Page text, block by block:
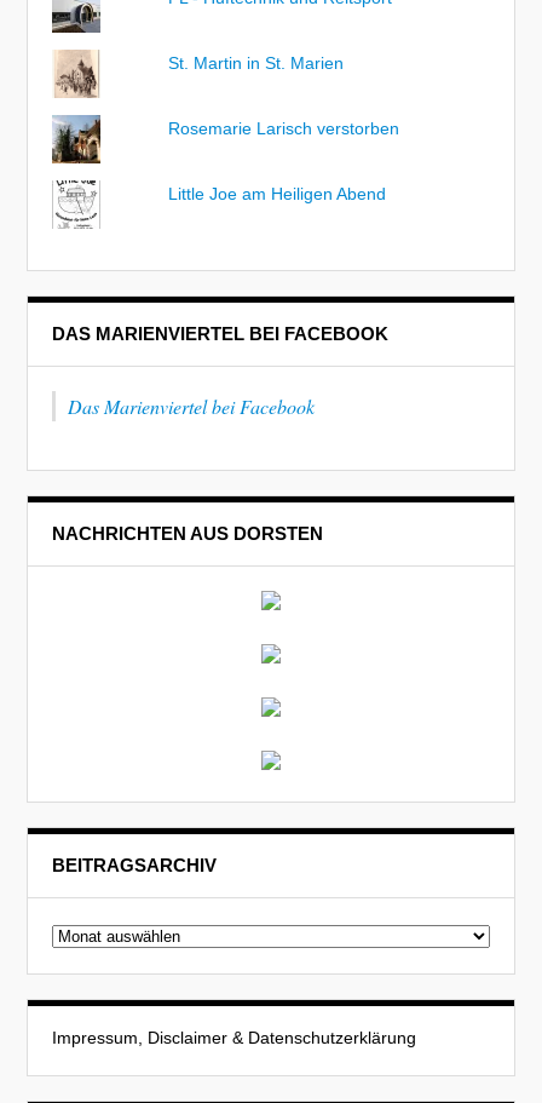
St. Martin in St. Marien
Rosemarie Larisch verstorben
Little Joe am Heiligen Abend
DAS MARIENVIERTEL BEI FACEBOOK
Das Marienviertel bei Facebook
NACHRICHTEN AUS DORSTEN
BEITRAGSARCHIV
Beitragsarchiv
Impressum, Disclaimer & Datenschutzerklärung